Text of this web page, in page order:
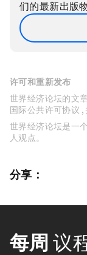
们的最新出版
许可和重新发布
世界经济论坛的文
国际公共许可协议 ,
世界经济论坛是一
人观点。
分享：
每周 议